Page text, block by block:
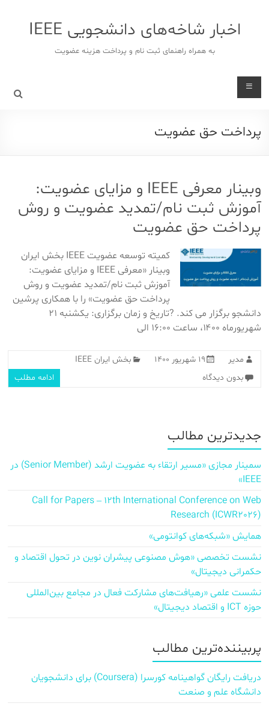
اخبار شاخه‌های دانشجویی IEEE
به همراه راهنمای ثبت نام و پرداخت هزینه عضویت
پرداخت حق عضویت
وبینار معرفی IEEE و مزایای عضویت:
آموزش ثبت نام/تمدید عضویت و روش
پرداخت حق عضویت
کمیته توسعه عضویت IEEE بخش ایران
وبینار «معرفی IEEE و مزایای عضویت:
آموزش ثبت نام/تمدید عضویت و روش
پرداخت حق عضویت» را با همکاری پرشین
دانشجو برگزار می کند. ?تاریخ و زمان برگزاری: یکشنبه ۲۱
شهریورماه ۱۴۰۰، ساعت ۱۶:۰۰ الی
مدیر ۱۹ شهریور ۱۴۰۰
بخش ایران IEEE
بدون دیدگاه
ادامه مطلب
جدیدترین مطالب
سمینار مجازی «مسیر ارتقاء به عضویت ارشد (Senior Member) در
IEEE»
Call for Papers – 12th International Conference on Web
Research (ICWR2026)
همایش «شبکه‌های کوانتومی»
نشست تخصصی «هوش مصنوعی پیشران نوین در تحول اقتصاد و
حکمرانی دیجیتال»
نشست علمی «رهیافت‌های مشارکت فعال در مجامع بین‌المللی
حوزه ICT و اقتصاد دیجیتال»
پربیننده‌ترین مطالب
دریافت رایگان گواهینامه کورسرا (Coursera) برای دانشجویان
دانشگاه علم و صنعت